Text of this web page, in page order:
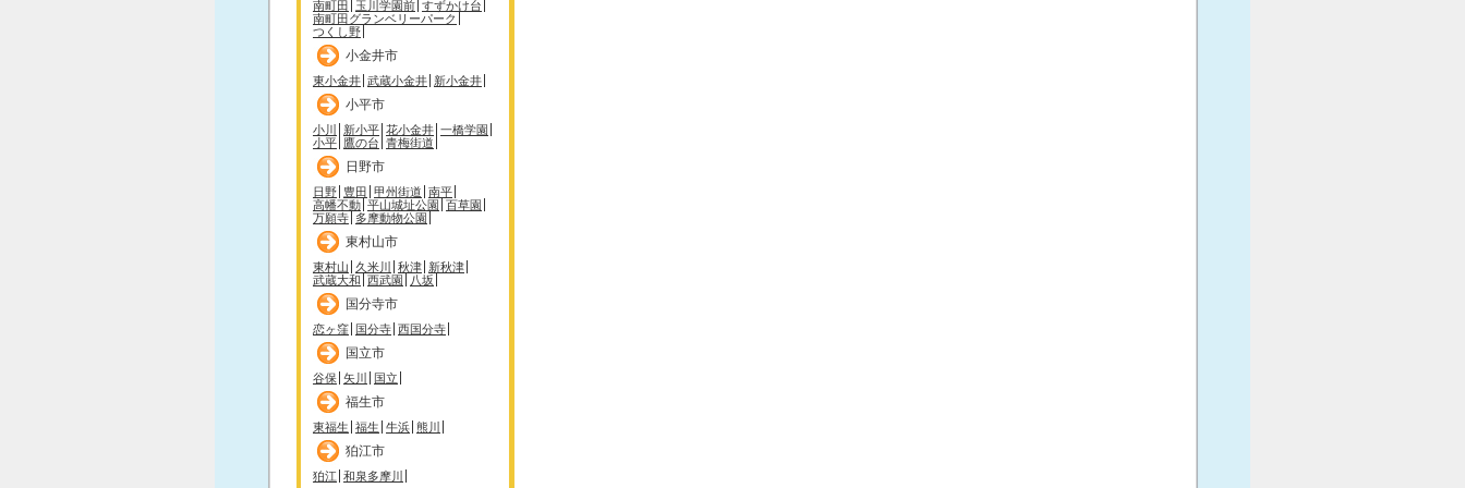
南町田 玉川学園前 すずかけ台
南町田グランベリーパーク
つくし野
小金井市
東小金井 武蔵小金井 新小金井
小平市
小川 新小平 花小金井 一橋学園
小平 鷹の台 青梅街道
日野市
日野 豊田 甲州街道 南平
高幡不動 平山城址公園
百草園
万願寺 多摩動物公園
東村山市
東村山 久米川 秋津 新秋津
武蔵大和 西武園 八坂
国分寺市
恋ヶ窪 国分寺 西国分寺
国立市
谷保 矢川 国立
福生市
東福生 福生 牛浜 熊川
狛江市
狛江 和泉多摩川